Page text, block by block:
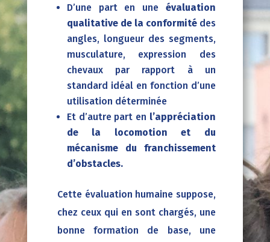
D’une part en une évaluation
qualitative de la conformitédes
angles, longueur des segments,
musculature, expression des
chevaux par rapport à un
standard idéal en fonction d’une
utilisation déterminée
Et d’autre part en l’appréciation
de la locomotion et du
mécanisme du franchissement
d’obstacles.
Cette évaluation humaine suppose,
chez ceux qui en sont chargés, une
bonne formation de base, une